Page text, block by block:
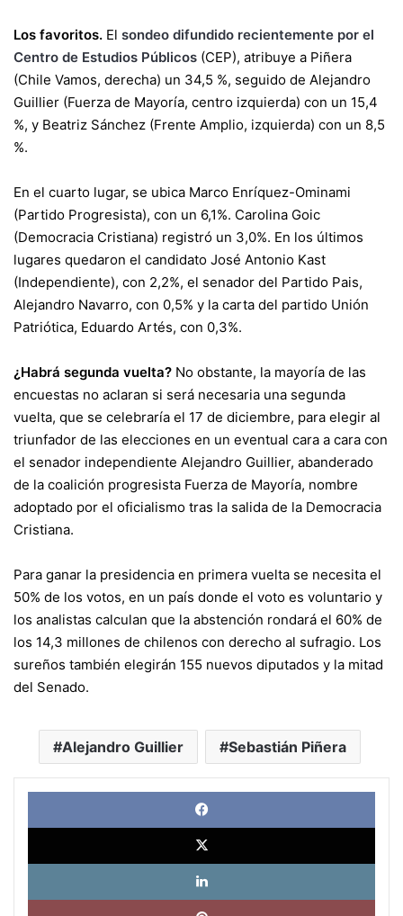
Los favoritos. El sondeo difundido recientemente por el
Centro de Estudios Públicos (CEP), atribuye a Piñera
(Chile Vamos, derecha) un 34,5 %, seguido de Alejandro
Guillier (Fuerza de Mayoría, centro izquierda) con un 15,4
%, y Beatriz Sánchez (Frente Amplio, izquierda) con un 8,5
%.
En el cuarto lugar, se ubica Marco Enríquez-Ominami
(Partido Progresista), con un 6,1%. Carolina Goic
(Democracia Cristiana) registró un 3,0%. En los últimos
lugares quedaron el candidato José Antonio Kast
(Independiente), con 2,2%, el senador del Partido Pais,
Alejandro Navarro, con 0,5% y la carta del partido Unión
Patriótica, Eduardo Artés, con 0,3%.
¿Habrá segunda vuelta? No obstante, la mayoría de las
encuestas no aclaran si será necesaria una segunda
vuelta, que se celebraría el 17 de diciembre, para elegir al
triunfador de las elecciones en un eventual cara a cara con
el senador independiente Alejandro Guillier, abanderado
de la coalición progresista Fuerza de Mayoría, nombre
adoptado por el oficialismo tras la salida de la Democracia
Cristiana.
Para ganar la presidencia en primera vuelta se necesita el
50% de los votos, en un país donde el voto es voluntario y
los analistas calculan que la abstención rondará el 60% de
los 14,3 millones de chilenos con derecho al sufragio. Los
sureños también elegirán 155 nuevos diputados y la mitad
del Senado.
Alejandro Guillier Sebastián Piñera
X